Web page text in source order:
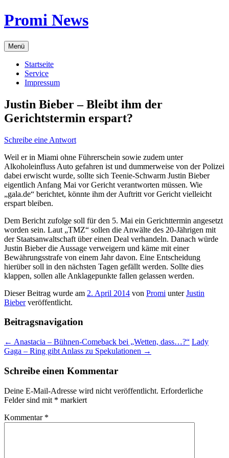
Zum
Inhalt
Promi News
Menü
Startseite
Service
Impressum
Justin Bieber – Bleibt ihm der
Gerichtstermin erspart?
Schreibe eine Antwort
Weil er in Miami ohne Führerschein sowie zudem unter
Alkoholeinfluss Auto gefahren ist und dummerweise von der Polizei
dabei erwischt wurde, sollte sich Teenie-Schwarm Justin Bieber
eigentlich Anfang Mai vor Gericht verantworten müssen. Wie
„gala.de“ berichtet, könnte ihm der Auftritt vor Gericht vielleicht
erspart bleiben.
Dem Bericht zufolge soll für den 5. Mai ein Gerichttermin angesetzt
worden sein. Laut „TMZ“ sollen die Anwälte des 20-Jährigen mit
der Staatsanwaltschaft über einen Deal verhandeln. Danach würde
Justin Bieber die Aussage verweigern und käme mit einer
Bewährungsstrafe von einem Jahr davon. Eine Entscheidung
hierüber soll in den nächsten Tagen gefällt werden. Sollte dies
klappen, sollen alle Anklagepunkte fallen gelassen werden.
Dieser Beitrag wurde am 2. April 2014 von Promi unterJustin
Bieberveröffentlicht.
Beitragsnavigation
← Anastacia – Bühnen-Comeback bei „Wetten, dass…?“ Lady
Gaga – Ring gibt Anlass zu Spekulationen →
Schreibe einen Kommentar
Deine E-Mail-Adresse wird nicht veröffentlicht. Erforderliche
Felder sind mit * markiert
Kommentar *